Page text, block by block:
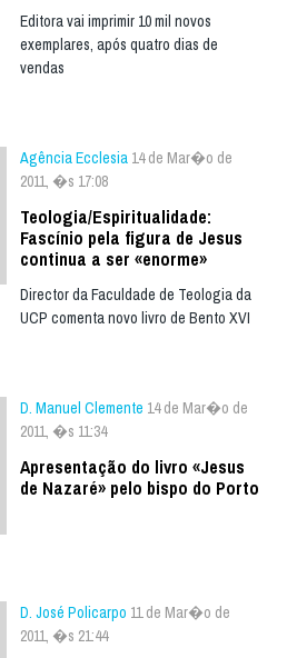
Editora vai imprimir 10 mil novos
exemplares, após quatro dias de
vendas
Agência Ecclesia 14 de Mar�o de
2011, �s 17:08
Teologia/Espiritualidade:
Fascínio pela figura de Jesus
continua a ser «enorme»
Director da Faculdade de Teologia da
UCP comenta novo livro de Bento XVI
D. Manuel Clemente 14 de Mar�o de
2011, �s 11:34
Apresentação do livro «Jesus
de Nazaré» pelo bispo do Porto
D. José Policarpo 11 de Mar�o de
2011, �s 21:44